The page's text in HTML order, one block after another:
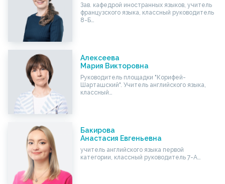
Зав. кафедрой иностранных языков, учитель
французского языка, классный руководитель
8-Б…
Алексеева
Мария Викторовна
Руководитель площадки "Корифей-
Шарташский". Учитель английского языка,
классный…
Бакирова
Анастасия Евгеньевна
учитель английского языка первой
категории, классный руководитель 7-А…